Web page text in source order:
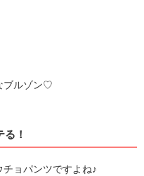
ブルゾン♡
！
ョパンツですよね♪